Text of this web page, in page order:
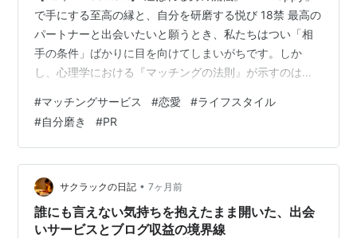
で手にする至高の縁と、自分を研磨する悦び 18禁 最高の
パートナーと出会いたいと願うとき、私たちはつい「相
手の条件」ばかりに目を向けてしまいがちです。しか
し、心理学における『マッチングの法則』が示すのは、
ばれないという真理です。今回、100人の専門家チームが
導き出した答えは、ワンランク上のマッチングサービス
「Pappy（パピー）」。1億人のシミュレーションでも、
自らを高め続ける男性こそが、この場所で最も輝かしい
成果を手にしています。 心理学者の知見：魅力の返報性
人間関係に…
#マッチングサービス #恋愛 #ライフスタイル
#自分磨き #PR
サクラックの日記 • 7ヶ月前
誰にも言えない気持ちを抱えたまま開いた、出会
いサービスとブログ収益の境界線